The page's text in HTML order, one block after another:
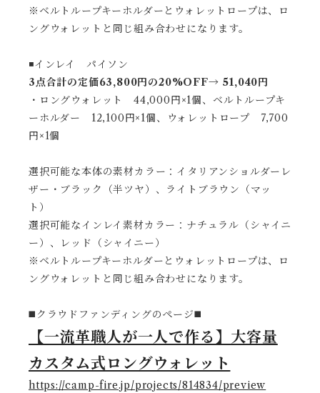
※ベルトループキーホルダーとウォレットロープは、ロ
ングウォレットと同じ組み合わせになります。
◾️インレイ パイソン
3点合計の定価63,800円の20%OFF→ 51,040円
・ロングウォレット 44,000円×1個、ベルトループキ
ーホルダー 12,100円×1個、ウォレットロープ 7,700
円×1個
選択可能な本体の素材カラー：イタリアンショルダーレ
ザー・ブラック（半ツヤ）、ライトブラウン（マッ
ト）
選択可能なインレイ素材カラー：ナチュラル（シャイニ
ー）、レッド（シャイニー）
※ベルトループキーホルダーとウォレットロープは、ロ
ングウォレットと同じ組み合わせになります。
◼️クラウドファンディングのページ◼️
【一流革職人が一人で作る】大容量
カスタム式ロングウォレット
https://camp-fire.jp/projects/814834/preview